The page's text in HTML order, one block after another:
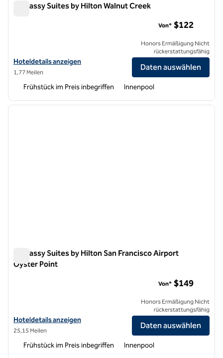
Embassy Suites by Hilton Walnut Creek
Hoteldetails für Embassy Suites by Hilton Walnut Creek anzeigen
Hoteldetails anzeigen
1,77 Meilen
Von* $122
Honors Ermäßigung Nicht
rückerstattungsfähig
Daten auswählen
Frühstück im Preis inbegriffen Innenpool
1 von 12
Embassy Suites by Hilton San Francisco Airport
Oyster Point
Hoteldetails für Embassy Suites by Hilton San Francisco Airport
Hoteldetails anzeigen
25,15 Meilen
Von* $149
Honors Ermäßigung Nicht
rückerstattungsfähig
Daten auswählen
Frühstück im Preis inbegriffen Innenpool